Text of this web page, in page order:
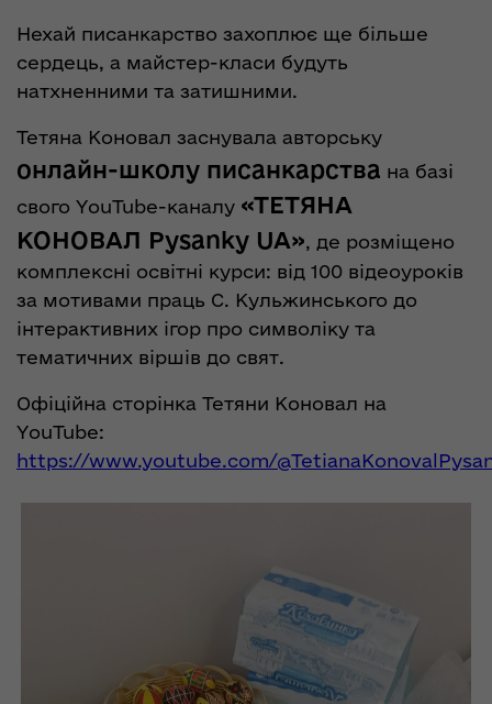
Нехай писанкарство захоплює ще більше
сердець, а майстер-класи будуть
натхненними та затишними.
Тетяна Коновал заснувала авторську
онлайн-школу писанкарства на базі
свого YouTube-каналу «ТЕТЯНА
КОНОВАЛ Pysanky UA», де розміщено
комплексні освітні курси: від 100 відеоуроків
за мотивами праць С. Кульжинського до
інтерактивних ігор про символіку та
тематичних віршів до свят.
Офіційна сторінка Тетяни Коновал на
YouTube:
https://www.youtube.com/